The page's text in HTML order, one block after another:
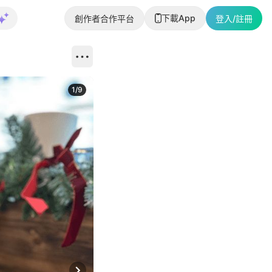
創作者合作平台 下載App 登入/註冊
1/9